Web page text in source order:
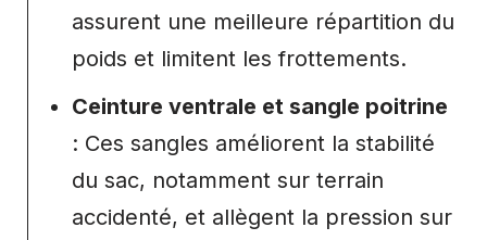
assurent une meilleure répartition du
poids et limitent les frottements.
Ceinture ventrale et sangle poitrine
: Ces sangles améliorent la stabilité
du sac, notamment sur terrain
accidenté, et allègent la pression sur